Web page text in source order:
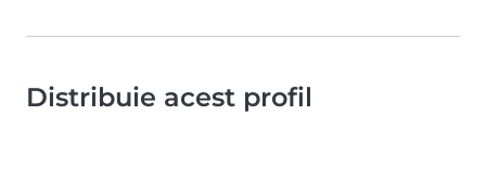
Distribuie acest profil